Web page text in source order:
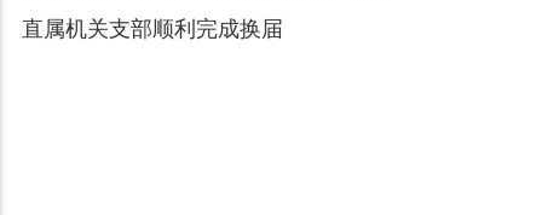
直属机关支部顺利完成换届